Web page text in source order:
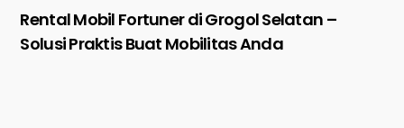
Rental Mobil Fortuner di Grogol Selatan –
Solusi Praktis Buat Mobilitas Anda